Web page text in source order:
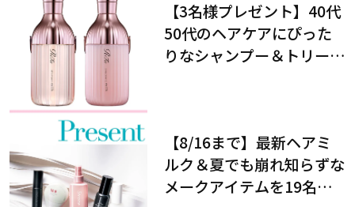
【3名様プレゼント】40代
50代のヘアケアにぴった
りなシャンプー＆トリート
【8/16まで】最新ヘアミ
ルク＆夏でも崩れ知らずな
メークアイテムを19名様